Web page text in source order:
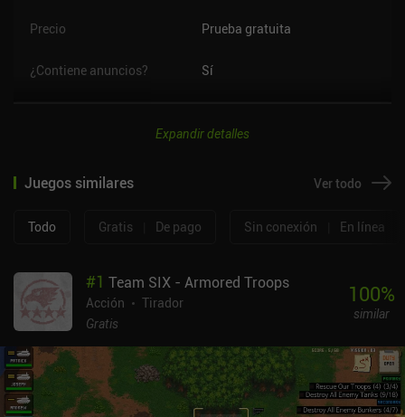
Precio Prueba gratuita
¿Contiene anuncios? Sí
Expandir detalles
Juegos similares Ver todo
Todo Gratis De pago Sin conexión En línea
#1 Team SIX - Armored Troops
Acción
Tirador
Gratis
100%
similar